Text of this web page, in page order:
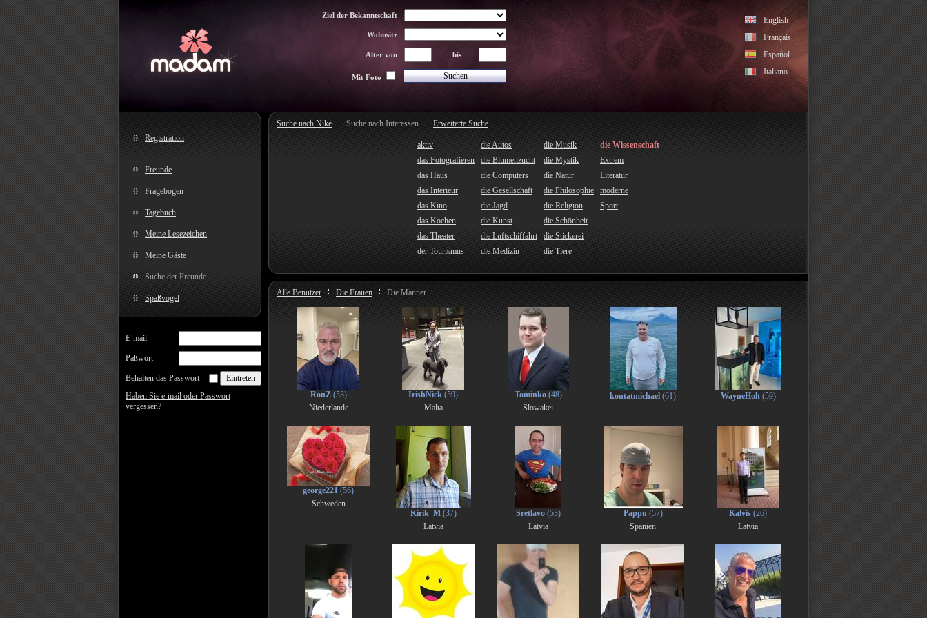
Ziel der Bekanntschaft
Wohnsitz
Alter von bis
Mit Foto
English
Français
Español
Italiano
Registration
Freunde
Fragebogen
Tagebuch
Meine Lesezeichen
Meine Gäste
Suche der Freunde
Spaßvogel
E-mail
Paßwort
Behalten das Passwort
Haben Sie e-mail oder Passwort
vergessen?
Suche nach Nike Suche nach Interessen Erweiterte Suche
aktiv
das Fotografieren
das Haus
das Interieur
das Kino
das Kochen
das Theater
der Tourismus
die Autos
die Blumenzucht
die Computers
die Gesellschaft
die Jagd
die Kunst
die Luftschiffahrt
die Medizin
die Musik
die Mystik
die Natur
die Philosophie
die Religion
die Schönheit
die Stickerei
die Tiere
die Wissenschaft
Extrem
Literatur
moderne
Sport
Alle Benutzer Die Frauen Die Männer
RonZ(53)
Niederlande
IrishNick (59)
Malta
Tominko(48)
Slowakei
kontatmichael (61) WayneHolt(59)
george221 (56)
Schweden
Kirik_M(37)
Latvia
Sretlavo(53)
Latvia
Pappu(57)
Spanien
Kalvis (26)
Latvia